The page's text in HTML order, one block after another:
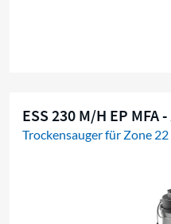
ESS 230 M/H EP MFA
Trockensauger für Zone 22